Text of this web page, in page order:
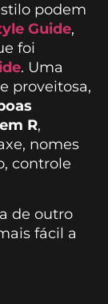
podem
Guide,
foi
. Uma
proveitosa,
R,
nomes
controle
de outro
fácil a